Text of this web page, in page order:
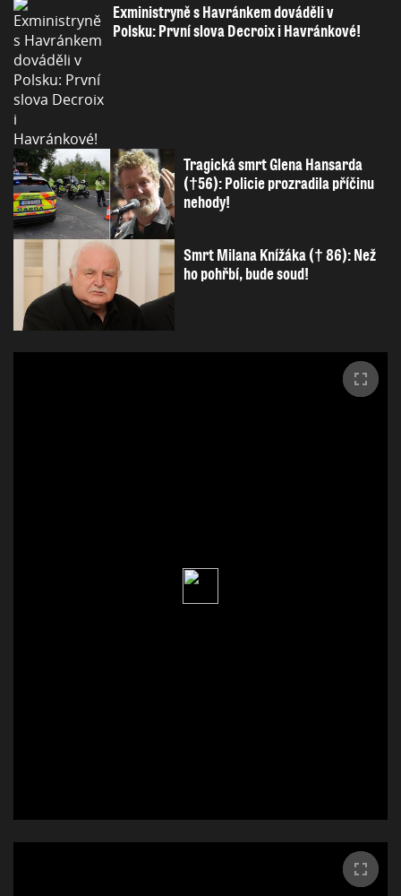
Exministryně s Havránkem dováděli v
Polsku: První slova Decroix i Havránkové!
Tragická smrt Glena Hansarda
(†56): Policie prozradila příčinu
nehody!
Smrt Milana Knížáka († 86): Než
ho pohřbí, bude soud!